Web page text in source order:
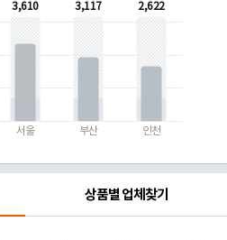
3,610
서울
3,117
부산
2,622
인천
상품별 업체찾기